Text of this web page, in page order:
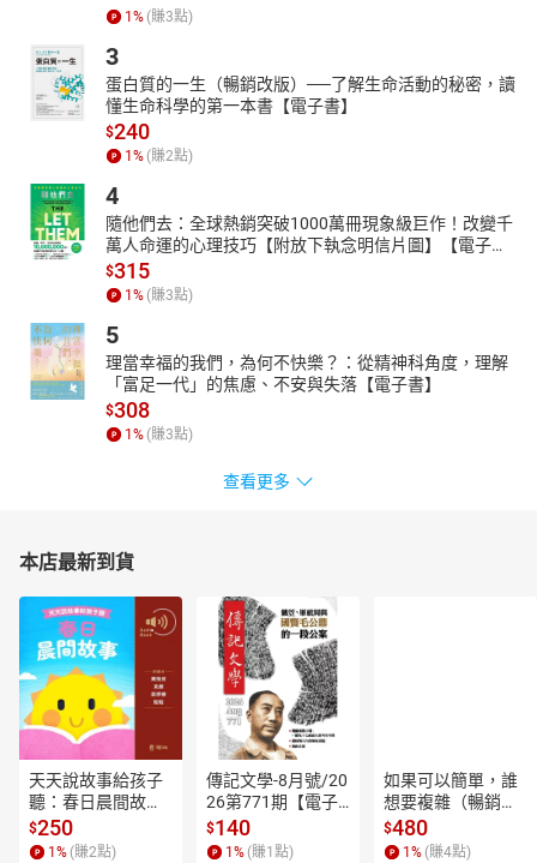
1% (賺3點)
3
蛋白質的一生（暢銷改版）──了解生命活動的秘密，讀
懂生命科學的第一本書【電子書】
$240
1% (賺2點)
4
隨他們去：全球熱銷突破1000萬冊現象級巨作！改變千
萬人命運的心理技巧【附放下執念明信片圖】【電子
書】
$315
1% (賺3點)
5
理當幸福的我們，為何不快樂？：從精神科角度，理解
「富足一代」的焦慮、不安與失落【電子書】
$308
1% (賺3點)
查看更多
本店最新到貨
天天說故事給孩子
聽：春日晨間故事
【有聲書】
$250
1 % (賺2點)
傳記文學-8月號/20
26第771期【電子
書】
$140
1 % (賺1 點)
如果可以簡單，誰
想要複雜（暢銷經
典新編版）【電子
書】
$480
1 % (賺4點)